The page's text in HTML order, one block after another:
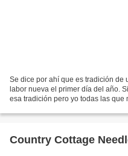
Se dice por ahí que es tradición
labor nueva el primer día del año.
esa tradición pero yo todas las que
Country Cottage